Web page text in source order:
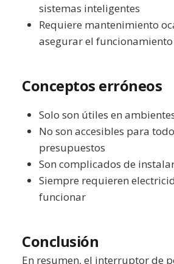
sistemas inteligentes
Requiere mantenimiento
asegurar el
Conceptos erróneos
Solo son útiles en
No son accesibles para
presupuestos
Son complicados de
Siempre requieren
funcionar
Conclusión
En resumen, el interruptor de